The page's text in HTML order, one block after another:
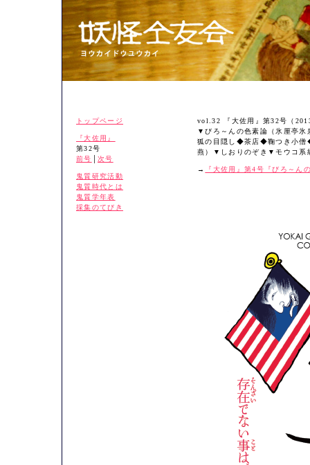
トップページ
『大佐用』
第32号
前号
│次号
鬼質研究活動
鬼質時代とは
鬼質学年表
採集のてびき
vol.32 『大佐用』第32号（
▼びろ～んの色素論（氷厘亭
狐の目隠し◆茶店◆鞠つき小僧
燕）▼しおりのぞき▼モウコ
→ 『大佐用』第4号『びろ～ん